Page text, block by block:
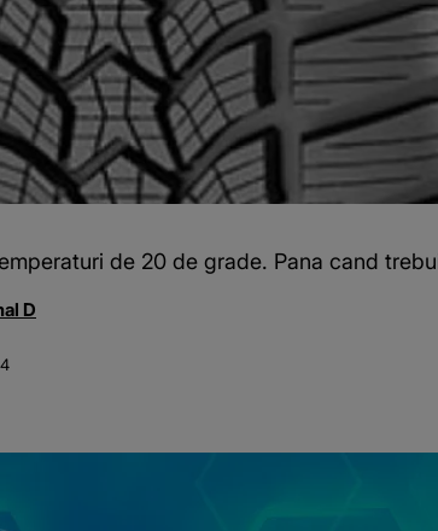
de 20 de grade. Pana cand
D